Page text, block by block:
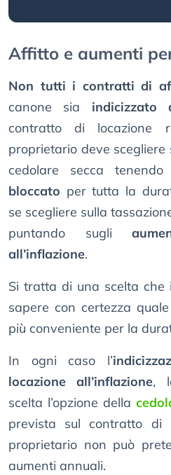
Affitto e aumenti
Non tutti i contratti di
canone sia indicizzato
contratto di locazione
proprietario deve
cedolare secca
bloccato per tutta la
se scegliere sulla
puntando sugli
all’inflazione.
Si tratta di una scelta che
sapere con certezza
più conveniente per la
In ogni caso l’
locazione all’inflazione,
scelta l’opzione della
prevista sul contratto di
proprietario non può
aumenti annuali.